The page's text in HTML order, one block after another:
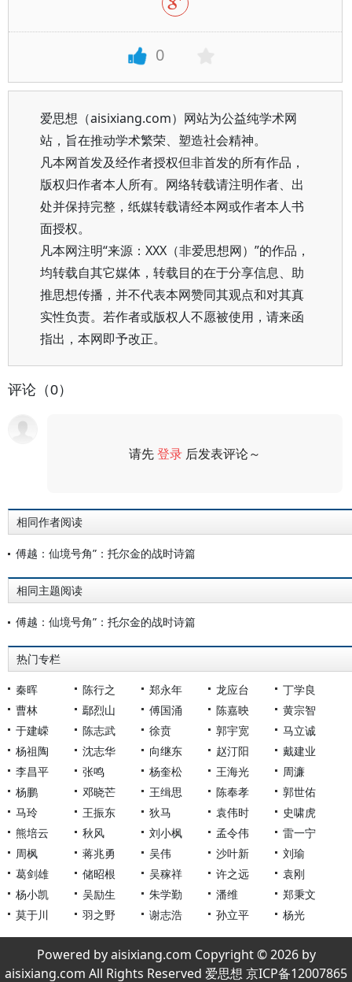
0
爱思想（aisixiang.com）网站为公益纯学术网
站，旨在推动学术繁荣、塑造社会精神。
凡本网首发及经作者授权但非首发的所有作品，
版权归作者本人所有。网络转载请注明作者、出
处并保持完整，纸媒转载请经本网或作者本人书
面授权。
凡本网注明“来源：XXX（非爱思想网）”的作品，
均转载自其它媒体，转载目的在于分享信息、助
推思想传播，并不代表本网赞同其观点和对其真
实性负责。若作者或版权人不愿被使用，请来函
指出，本网即予改正。
评论（0）
请先登录 后发表评论～
相同作者阅读
傅越：仙境号角”：托尔金的战时诗篇
相同主题阅读
傅越：仙境号角”：托尔金的战时诗篇
热门专栏
秦晖 陈行之 郑永年 龙应台
丁学良
曹林
鄢烈山 傅国涌 陈嘉映
黄宗智
于建嵘
陈志武 徐贲 郭宇宽
马立诚
杨祖陶
沈志华 向继东 赵汀阳
戴建业
李昌平
张鸣 杨奎松 王海光
周濂
杨鹏
邓晓芒 王缉思 陈奉孝
郭世佑
马玲
王振东 狄马 袁伟时
史啸虎
熊培云
秋风 刘小枫 孟令伟
雷一宁
周枫
蒋兆勇 吴伟 沙叶新
刘瑜
葛剑雄
储昭根 吴稼祥 许之远
袁刚
杨小凯
吴励生 朱学勤 潘维
郑秉文
莫于川
羽之野 谢志浩 孙立平 杨光
Powered by aisixiang.com Copyright © 2026 by
aisixiang.com All Rights Reserved 爱思想 京ICP备12007865